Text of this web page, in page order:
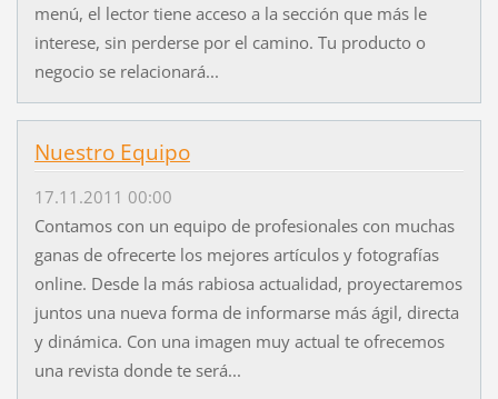
menú, el lector tiene acceso a la sección que más le
interese, sin perderse por el camino. Tu producto o
negocio se relacionará...
Nuestro Equipo
17.11.2011 00:00
Contamos con un equipo de profesionales con muchas
ganas de ofrecerte los mejores artículos y fotografías
online. Desde la más rabiosa actualidad, proyectaremos
juntos una nueva forma de informarse más ágil, directa
y dinámica. Con una imagen muy actual te ofrecemos
una revista donde te será...